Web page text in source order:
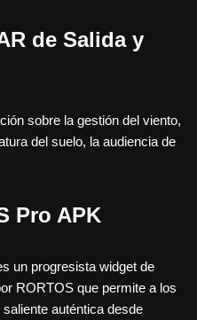
de Salida y
sobre la gestión del viento,
del suelo, la audiencia de
Pro APK
un progresista widget de
RORTOS que permite a los
auténtica desde